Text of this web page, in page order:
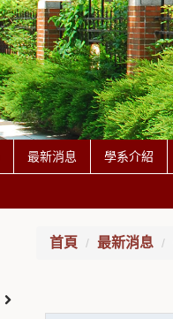
最新消息 學系介紹
首頁 最新消息